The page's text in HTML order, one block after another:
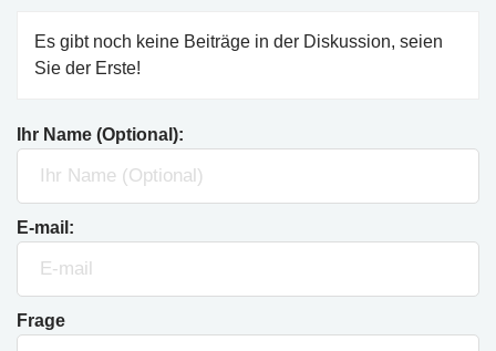
Es gibt noch keine Beiträge in der Diskussion, seien
Sie der Erste!
Ihr Name (Optional):
E-mail:
Frage